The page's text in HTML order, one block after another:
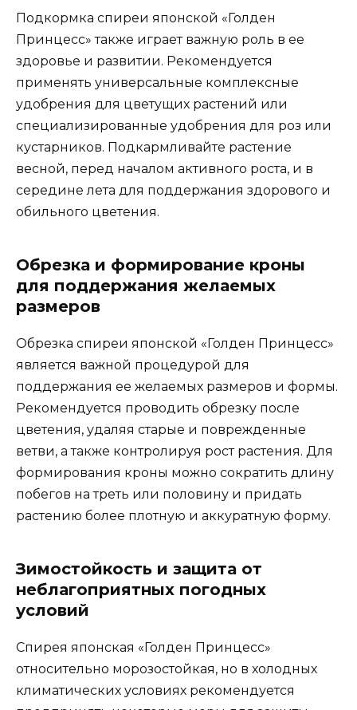
Подкормка спиреи японской «Голден
Принцесс» также играет важную роль в ее
здоровье и развитии. Рекомендуется
применять универсальные комплексные
удобрения для цветущих растений или
специализированные удобрения для роз или
кустарников. Подкармливайте растение
весной, перед началом активного роста, и в
середине лета для поддержания здорового и
обильного цветения.
Обрезка и формирование кроны
для поддержания желаемых
размеров
Обрезка спиреи японской «Голден Принцесс»
является важной процедурой для
поддержания ее желаемых размеров и формы.
Рекомендуется проводить обрезку после
цветения, удаляя старые и поврежденные
ветви, а также контролируя рост растения. Для
формирования кроны можно сократить длину
побегов на треть или половину и придать
растению более плотную и аккуратную форму.
Зимостойкость и защита от
неблагоприятных погодных
условий
Спирея японская «Голден Принцесс»
относительно морозостойкая, но в холодных
климатических условиях рекомендуется